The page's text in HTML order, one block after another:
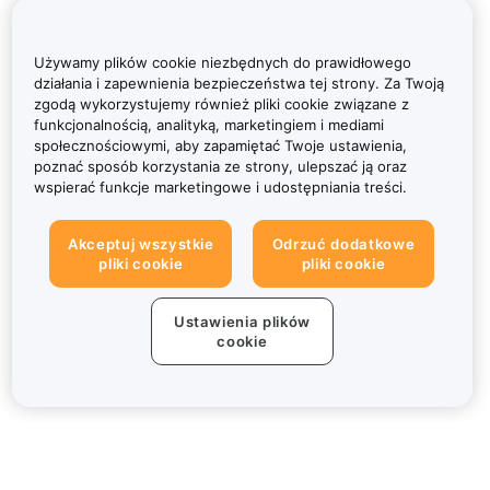
Używamy plików cookie niezbędnych do prawidłowego
działania i zapewnienia bezpieczeństwa tej strony. Za Twoją
zgodą wykorzystujemy również pliki cookie związane z
funkcjonalnością, analityką, marketingiem i mediami
społecznościowymi, aby zapamiętać Twoje ustawienia,
poznać sposób korzystania ze strony, ulepszać ją oraz
wspierać funkcje marketingowe i udostępniania treści.
Akceptuj wszystkie
pliki cookie
Odrzuć dodatkowe
pliki cookie
Ustawienia plików
cookie